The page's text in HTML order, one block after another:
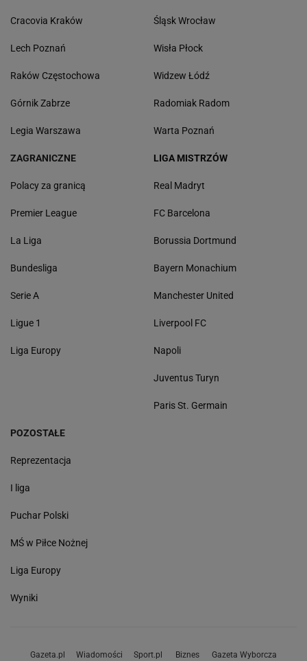
Cracovia Kraków
Lech Poznań
Raków Częstochowa
Górnik Zabrze
Legia Warszawa
Śląsk Wrocław
Wisła Płock
Widzew Łódź
Radomiak Radom
Warta Poznań
ZAGRANICZNE
Polacy za granicą
Premier League
La Liga
Bundesliga
Serie A
Ligue 1
Liga Europy
LIGA MISTRZÓW
Real Madryt
FC Barcelona
Borussia Dortmund
Bayern Monachium
Manchester United
Liverpool FC
Napoli
Juventus Turyn
Paris St. Germain
POZOSTAŁE
Reprezentacja
I liga
Puchar Polski
MŚ w Piłce Nożnej
Liga Europy
Wyniki
Gazeta.pl Wiadomości Sport.pl Biznes Gazeta Wyborcza